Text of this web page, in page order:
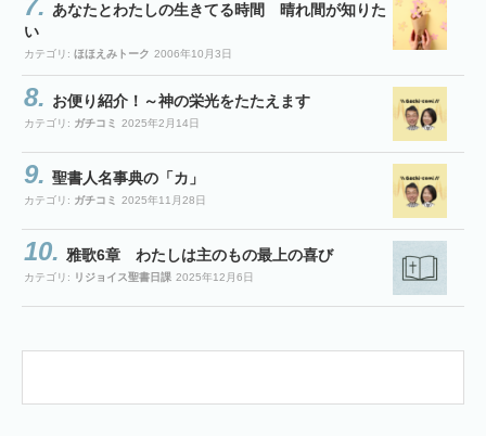
あなたとわたしの生きてる時間 晴れ間が知りた
い
カテゴリ: ほほえみトーク 2006年10月3日
お便り紹介！～神の栄光をたたえます
カテゴリ: ガチコミ 2025年2月14日
聖書人名事典の「カ」
カテゴリ: ガチコミ 2025年11月28日
雅歌6章 わたしは主のもの最上の喜び
カテゴリ: リジョイス聖書日課 2025年12月6日